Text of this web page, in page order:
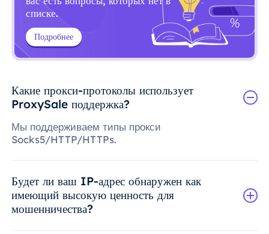
списке.
Подробнее
Какие прокси-протоколы использует
ProxySale поддержка?
Мы поддерживаем типы прокси
Socks5/HTTP/HTTPs.
Будет ли ваш IP-адрес обнаружен как
имеющий высокую ценность для
мошенничества?